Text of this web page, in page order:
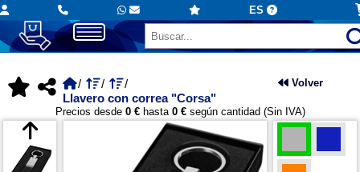
ES
Llavero con correa "Corsa"
Volver
Precios desde 0 €hasta 0 €según cantidad (Sin IVA)